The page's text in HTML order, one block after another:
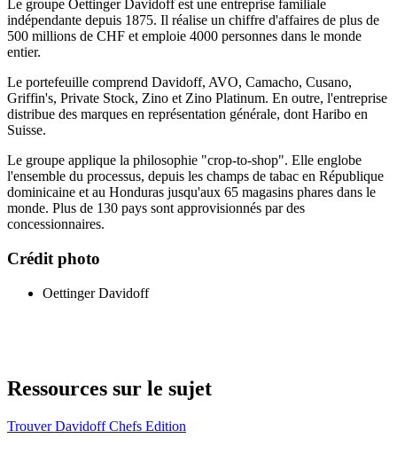
Le groupe Oettinger Davidoff est une entreprise familiale
indépendante depuis 1875. Il réalise un chiffre d'affaires de plus de
500 millions de CHF et emploie 4000 personnes dans le monde
entier.
Le portefeuille comprend Davidoff, AVO, Camacho, Cusano,
Griffin's, Private Stock, Zino et Zino Platinum. En outre, l'entreprise
distribue des marques en représentation générale, dont Haribo en
Suisse.
Le groupe applique la philosophie "crop-to-shop". Elle englobe
l'ensemble du processus, depuis les champs de tabac en République
dominicaine et au Honduras jusqu'aux 65 magasins phares dans le
monde. Plus de 130 pays sont approvisionnés par des
concessionnaires.
Crédit photo
Oettinger Davidoff
Ressources sur le sujet
Trouver Davidoff Chefs Edition